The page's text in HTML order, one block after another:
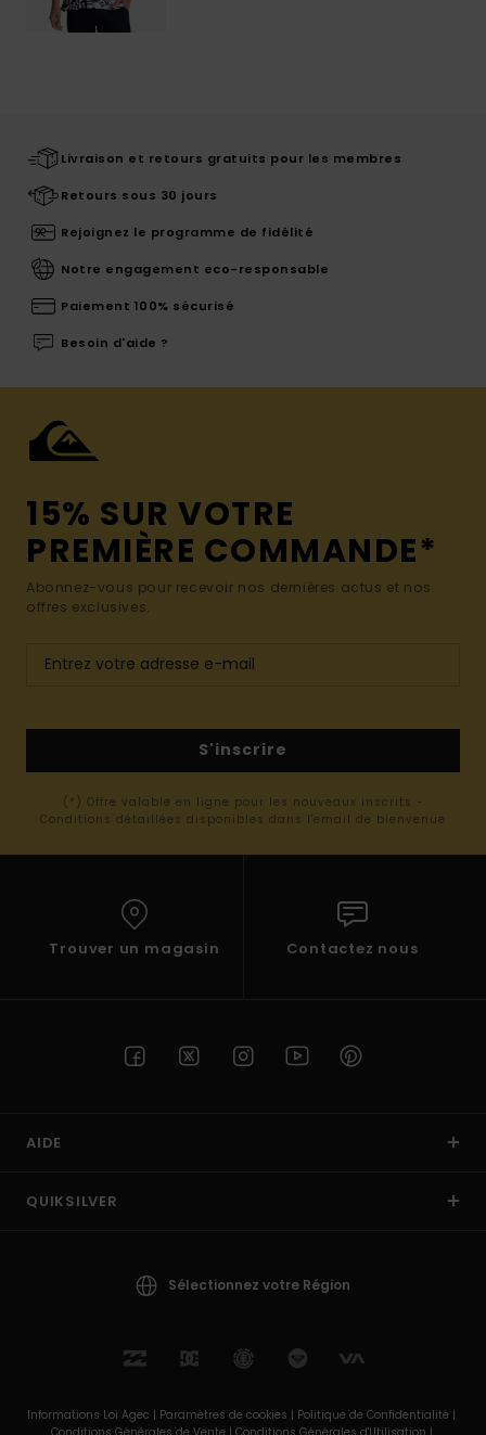
Livraison et retours gratuits pour les membres
Retours sous 30 jours
Rejoignez le programme de fidélité
Notre engagement eco-responsable
Paiement 100% sécurisé
Besoin d'aide ?
15% SUR VOTRE
PREMIÈRE COMMANDE*
Abonnez-vous pour recevoir nos dernières actus et nos
offres exclusives.
S'inscrire
(*) Offre valable en ligne pour les nouveaux inscrits -
Conditions détaillées disponibles dans l'email de bienvenue
Trouver un magasin Contactez nous
AIDE
QUIKSILVER
Sélectionnez votre Région
Informations Loi Agec | Paramètres de cookies | Politique de Confidentialité |